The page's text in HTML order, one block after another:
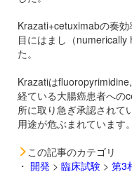
Krazati+cetuximabの奏
目にはまし（numerically
た。
Krazatiは
経ている大腸癌患者への
所に取り急ぎ承認されて
用途が危ぶまれています。
この記事のカテゴリ
・ 開発 > 臨床試験 > 第3